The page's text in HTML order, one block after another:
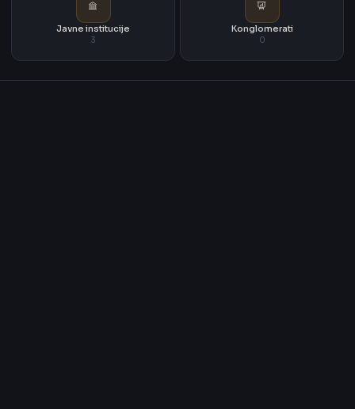
Javne institucije
3
Konglomerati
0